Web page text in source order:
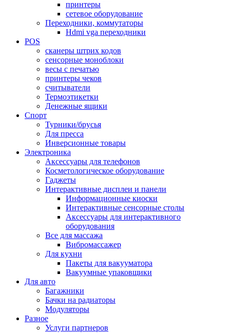
принтеры
сетевое оборудование
Переходники, коммутаторы
Hdmi vga переходники
POS
сканеры штрих кодов
сенсорные моноблоки
весы с печатью
принтеры чеков
считыватели
Термоэтикетки
Денежные ящики
Спорт
Турники/брусья
Для пресса
Инверсионные товары
Электроника
Аксессуары для телефонов
Косметологическое оборудование
Гаджеты
Интерактивные дисплеи и панели
Информационные киоски
Интерактивные сенсорные столы
Аксессуары для интерактивного
оборудования
Все для массажа
Вибромассажер
Для кухни
Пакеты для вакууматора
Вакуумные упаковщики
Для авто
Багажники
Бачки на радиаторы
Модуляторы
Разное
Услуги партнеров